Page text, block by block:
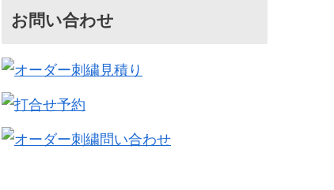
お問い合わせ